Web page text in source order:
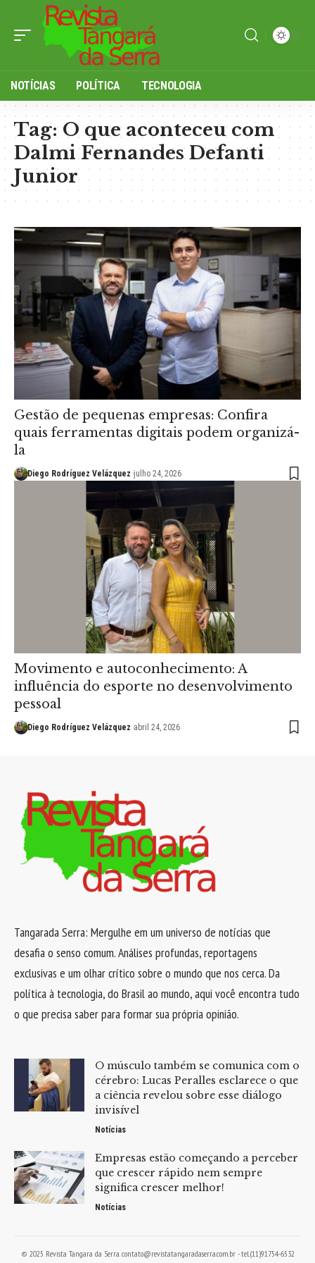
NOTÍCIAS POLÍTICA TECNOLOGIA
Tag: O que aconteceu com
Dalmi Fernandes Defanti
Junior
Gestão de pequenas empresas: Confira
quais ferramentas digitais podem organizá-
la
Diego Rodríguez Velázquez julho 24, 2026
Movimento e autoconhecimento: A
influência do esporte no desenvolvimento
pessoal
Diego Rodríguez Velázquez abril 24, 2026
Tangarada Serra: Mergulhe em um universo de notícias que
desafia o senso comum. Análises profundas, reportagens
exclusivas e um olhar crítico sobre o mundo que nos cerca. Da
política à tecnologia, do Brasil ao mundo, aqui você encontra tudo
o que precisa saber para formar sua própria opinião.
O músculo também se comunica com o
cérebro: Lucas Peralles esclarece o que
a ciência revelou sobre esse diálogo
invisível
Notícias
Empresas estão começando a perceber
que crescer rápido nem sempre
significa crescer melhor!
Notícias
© 2025 Revista Tangara da Serra. contato@revistatangaradaserra.com.br- tel.(11)91754-6532